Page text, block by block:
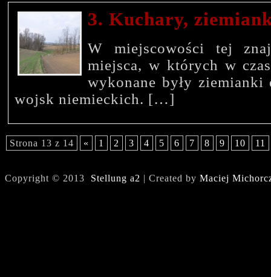
3. Kuchary,
W miejscowości tej
miejsca, w których w
wykonane były ziemianki
wojsk niemieckich. […]
Strona 13 z 14 « 1 2 3 4 5 6 7 8 9 10 11
Copyright © 2013 Stellung a2 | Created by Maciej